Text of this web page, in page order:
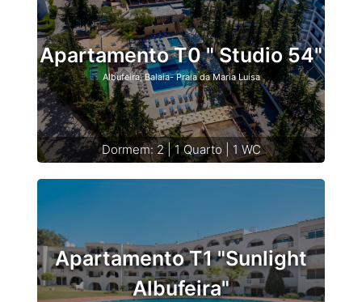
Apartamento T0 " Studio 54"
Albufeira, Balaia- Praia da Maria Luisa
Dormem: 2 | 1 Quarto | 1 WC
Apartamento T1 "Sunlight
Albufeira"